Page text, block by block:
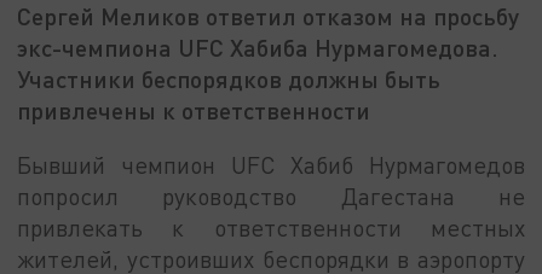
Сергей Меликов ответил отказом на просьбу
экс-чемпиона UFC Хабиба Нурмагомедова.
Участники беспорядков должны быть
привлечены к ответственности
Бывший чемпион UFC Хабиб Нурмагомедов
попросил руководство Дагестана не
привлекать к ответственности местных
жителей, устроивших беспорядки в аэропорту